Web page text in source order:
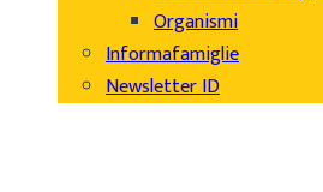
Organismi
Informafamiglie
Newsletter ID